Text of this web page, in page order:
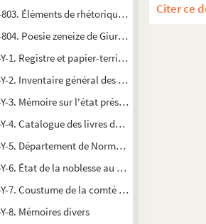
Éléments de rhétorique, ou cours de
Poesie zeneize de Giurjan Rosso
1. Registre et papier-terrier de la Maison-
2. Inventaire général des titres de l'abbaye de
3. Mémoire sur l'état présent des côtes de
4. Catalogue des livres de la Bibliothèque
5. Département de Normandie. Mémoire de
6. État de la noblesse au XVII
7. Coustume de la comté d'Eu
8. Mémoires divers
Citer ce